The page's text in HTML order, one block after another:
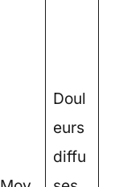
Doul
eurs
diffu